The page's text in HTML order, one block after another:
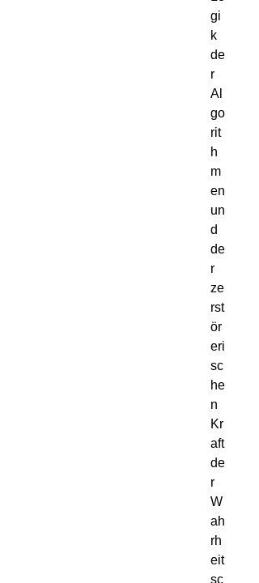
gi
k
de
r
Al
go
rit
h
m
en
un
d
de
r
ze
rst
ör
eri
sc
he
n
Kr
aft
de
r
W
ah
rh
eit
sc